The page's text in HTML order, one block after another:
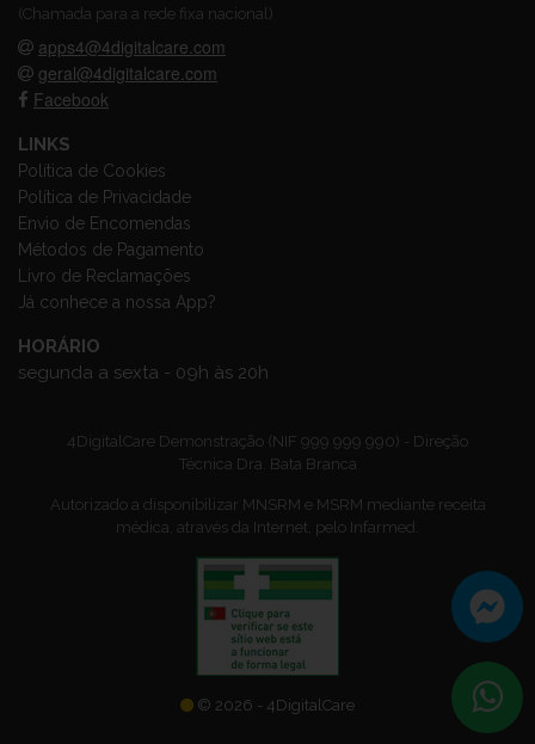
(Chamada para a rede fixa nacional)
apps4@4digitalcare.com
geral@4digitalcare.com
Facebook
LINKS
Política de Cookies
Política de Privacidade
Envio de Encomendas
Métodos de Pagamento
Livro de Reclamações
Já conhece a nossa App?
HORÁRIO
segunda a sexta - 09h às 20h
4DigitalCare Demonstração (NIF 999 999 990) - Direção
Técnica Dra. Bata Branca
Autorizado a disponibilizar MNSRM e MSRM mediante receita
médica, através da Internet, pelo Infarmed.
© 2026 - 4DigitalCare